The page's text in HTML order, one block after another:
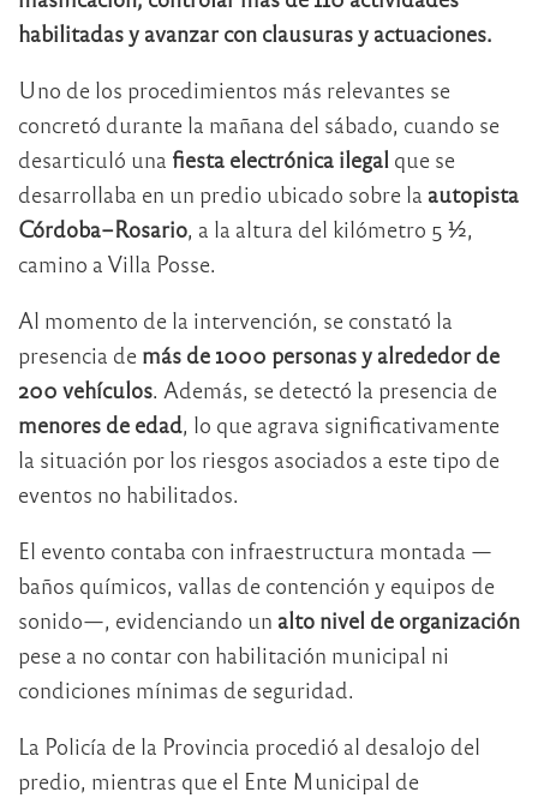
habilitadas y avanzar con clausuras y actuaciones.
Uno de los procedimientos más relevantes se
concretó durante la mañana del sábado, cuando se
desarticuló una fiesta electrónica ilegal que se
desarrollaba en un predio ubicado sobre la autopista
Córdoba–Rosario , a la altura del kilómetro 5 ½,
camino a Villa Posse.
Al momento de la intervención, se constató la
presencia de más de 1000 personas y alrededor de
200 vehículos . Además, se detectó la presencia de
menores de edad , lo que agrava significativamente
la situación por los riesgos asociados a este tipo de
eventos no habilitados.
El evento contaba con infraestructura montada —
baños químicos, vallas de contención y equipos de
sonido—, evidenciando un alto nivel de organización
pese a no contar con habilitación municipal ni
condiciones mínimas de seguridad.
La Policía de la Provincia procedió al desalojo del
predio, mientras que el Ente Municipal de